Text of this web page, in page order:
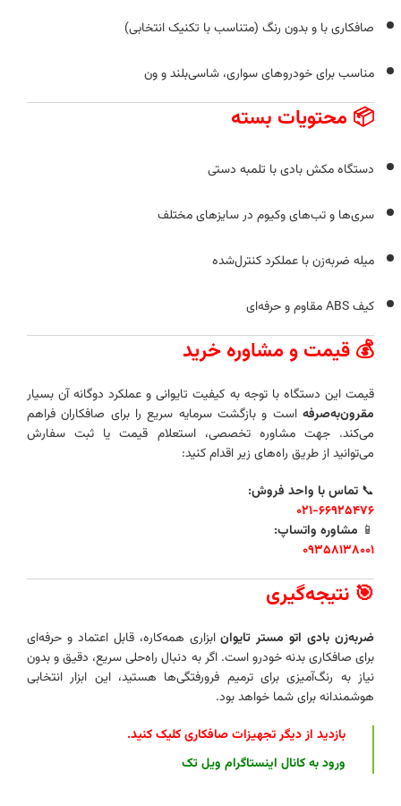
صافکاری با و بدون رنگ (متناسب با تکنیک انتخابی)
مناسب برای خودروهای سواری، شاسی‌بلند و ون
📦 محتویات بسته
دستگاه مکش بادی با تلمبه دستی
سری‌ها و تب‌های وکیوم در سایزهای مختلف
میله ضربه‌زن با عملکرد کنترل‌شده
کیف ABS مقاوم و حرفه‌ای
💰 قیمت و مشاوره خرید
قیمت این دستگاه با توجه به کیفیت تایوانی و عملکرد دوگانه آن بسیار
مقرون‌به‌صرفه است و بازگشت سرمایه سریع را برای صافکاران فراهم
می‌کند. جهت مشاوره تخصصی، استعلام قیمت یا ثبت سفارش
می‌توانید از طریق راه‌های زیر اقدام کنید:
📞 تماس با واحد فروش:
۰۲۱-۶۶۹۲۵۴۷۶
📱 مشاوره واتساپ:
۰۹۳۵۸۱۳۸۰۰۱
🎯 نتیجه‌گیری
ضربه‌زن بادی اتو مستر تایوانابزاری همه‌کاره، قابل اعتماد و حرفه‌ای
برای صافکاری بدنه خودرو است. اگر به دنبال راه‌حلی سریع، دقیق و بدون
نیاز به رنگ‌آمیزی برای ترمیم فرورفتگی‌ها هستید، این ابزار انتخابی
هوشمندانه برای شما خواهد بود.
بازدید از دیگر تجهیزات صافکاری کلیک کنید.
ورود به کانال اینستاگرام ویل تک